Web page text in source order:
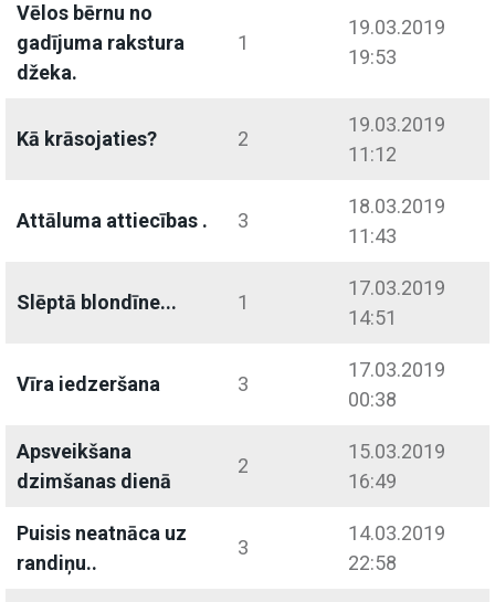
Vēlos bērnu no
gadījuma rakstura
džeka.
1
19.03.2019
19:53
Kā krāsojaties? 2
19.03.2019
11:12
Attāluma attiecības . 3
18.03.2019
11:43
Slēptā blondīne... 1
17.03.2019
14:51
Vīra iedzeršana 3
17.03.2019
00:38
Apsveikšana
dzimšanas dienā
2
15.03.2019
16:49
Puisis neatnāca uz
randiņu..
3
14.03.2019
22:58